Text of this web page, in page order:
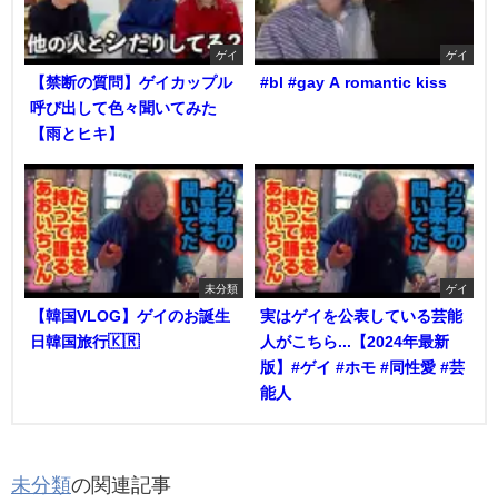
ゲイ
【禁断の質問】ゲイカップル
呼び出して色々聞いてみた
【雨とヒキ】
ゲイ
#bl #gay A romantic kiss
未分類
【韓国VLOG】ゲイのお誕生
日韓国旅行🇰🇷
ゲイ
実はゲイを公表している芸能
人がこちら...【2024年最新
版】#ゲイ #ホモ #同性愛 #芸
能人
未分類の関連記事